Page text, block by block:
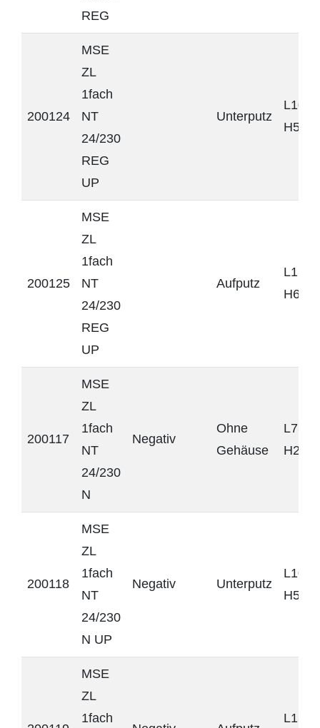
REG
200124
MSE
ZL
1fach
NT
24/230
REG
UP
Unterputz
L106
H57
200125
MSE
ZL
1fach
NT
24/230
REG
UP
Aufputz
L131
H60
200117
MSE
ZL
1fach
NT
24/230
N
Negativ
Ohne
Gehäuse
L75 x
H20
200118
MSE
ZL
1fach
NT
24/230
N UP
Negativ Unterputz
L106
H57
MSE
ZL
1fach
L131